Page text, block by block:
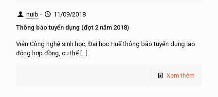
huib -
11/09/2018
Thông báo tuyển dụng (đợt 2 năm 2018)
Viện Công nghệ sinh học, Đại học Huế thông báo tuyển dụng lao
động hợp đồng, cụ thể […]
Xem thêm